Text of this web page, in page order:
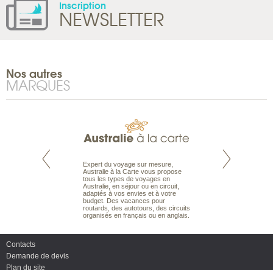
Inscription
NEWSLETTER
Nos autres
MARQUES
est le spécialiste
Expert du voyage sur mesure,
Australie à la Carte vous propose
tous les types de voyages en
Australie, en séjour ou en circuit,
adaptés à vos envies et à votre
budget. Des vacances pour
routards, des autotours, des circuits
organisés en français ou en anglais.
Parce qu’ils sont
Contacts
Demande de devis
Plan du site